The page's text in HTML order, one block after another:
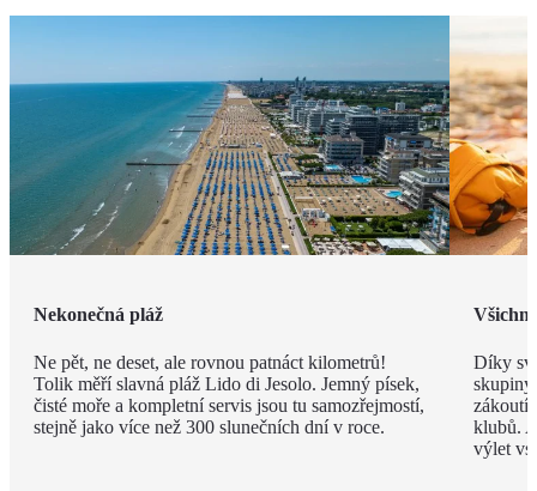
Nekonečná pláž
Ne pět, ne deset, ale rovnou patnáct kilometrů!
Tolik měří slavná pláž Lido di Jesolo. Jemný písek,
čisté moře a kompletní servis jsou tu samozřejmostí,
stejně jako více než 300 slunečních dní v roce.
Díky
zákoutí,
klubů.
výlet